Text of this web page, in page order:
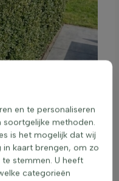
en te personaliseren
soortgelijke methoden.
is het mogelijk dat wij
kaart brengen, om zo
stemmen. U heeft
categorieën